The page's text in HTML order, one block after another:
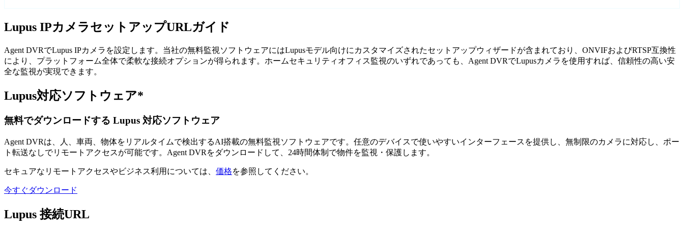
Lupus IPカメラセットアップURLガイド
Agent DVRでLupus IPカメラを設定します。当社の無料監視ソフトウェアにはLupusモデル向けにカスタマイズされたセットアップウィザードが含まれており、ONVIFおよびRTSP互換性
により、プラットフォーム全体で柔軟な接続オプションが得られます。ホームセキュリティオフィス監視のいずれであっても、Agent DVRでLupusカメラを使用すれば、信頼性の高い安
全な監視が実現できます。
Lupus対応ソフトウェア*
無料でダウンロードする Lupus 対応ソフトウェア
Agent DVRは、人、車両、物体をリアルタイムで検出するAI搭載の無料監視ソフトウェアです。任意のデバイスで使いやすいインターフェースを提供し、無制限のカメラに対応し、ポー
ト転送なしでリモートアクセスが可能です。Agent DVRをダウンロードして、24時間体制で物件を監視・保護します。
セキュアなリモートアクセスやビジネス利用については、 価格を参照してください。
今すぐダウンロード
Lupus 接続URL